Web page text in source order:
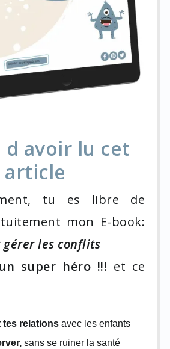
d avoir lu cet
article
tu es libre de
mon E-book:
gérer les conflits
super héro !!! et ce
tes relations avec les enfants
sans se ruiner la santé